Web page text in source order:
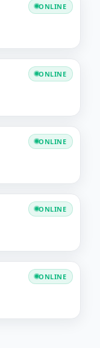
ONLINE
ONLINE
ONLINE
ONLINE
ONLINE